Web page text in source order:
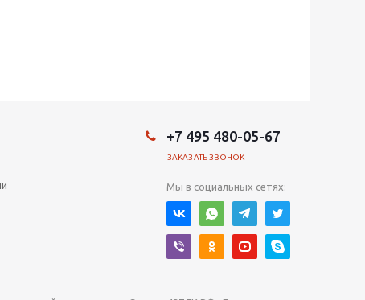
+7 495 480-05-67
ЗАКАЗАТЬ ЗВОНОК
Мы в социальных сетях: